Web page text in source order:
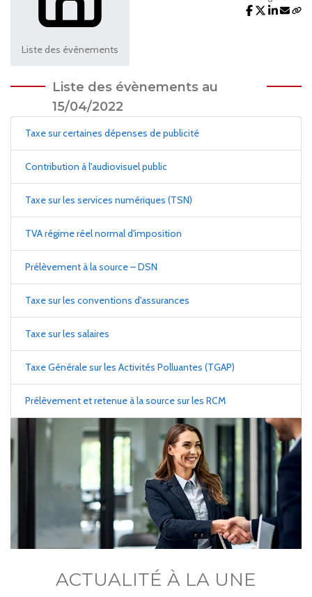
Liste des évènements
Liste des évènements au
15/04/2022
Taxe sur certaines dépenses de publicité
Contribution à l'audiovisuel public
Taxe sur les services numériques (TSN)
TVA régime réel normal d'imposition
Prélèvement à la source – DSN
Taxe sur les conventions d'assurances
Taxe sur les salaires
Taxe Générale sur les Activités Polluantes (TGAP)
Prélèvement et retenue à la source sur les RCM
ACTUALITÉ À LA UNE